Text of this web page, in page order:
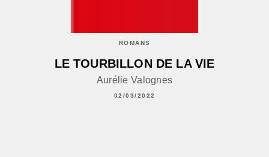
ROMANS
LE TOURBILLON DE LA VIE
Aurélie Valognes
02/03/2022